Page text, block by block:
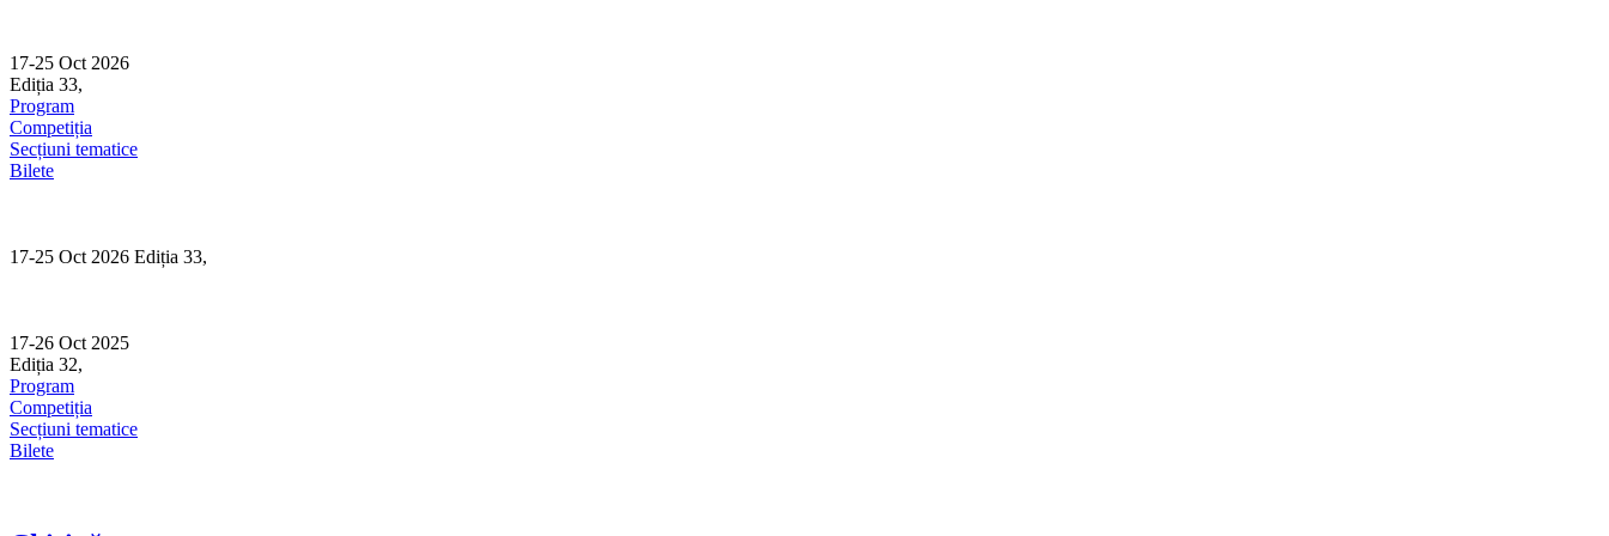
content
17-25 Oct 2026
Ediția 33,
Program
Competiția
Secțiuni tematice
Bilete
17-25 Oct 2026 Ediția 33,
17-26 Oct 2025
Ediția 32,
Program
Competiția
Secțiuni tematice
Bilete